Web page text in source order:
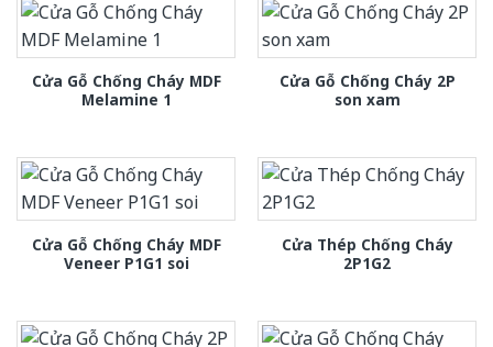
Cửa Gỗ Chống Cháy MDF
Melamine 1
Cửa Gỗ Chống Cháy 2P
son xam
Cửa Gỗ Chống Cháy MDF
Veneer P1G1 soi
Cửa Thép Chống Cháy
2P1G2